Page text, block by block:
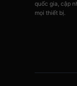
quốc gia, cập
mọi thiết bị.